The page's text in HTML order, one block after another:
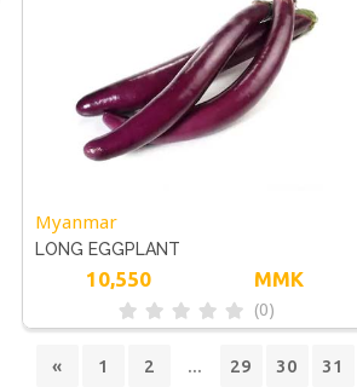
Myanmar
LONG EGGPLANT
10,550 MMK
(0)
« 1 2 ... 29 30 31